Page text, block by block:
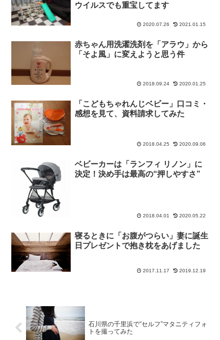
ウイルスでも重宝してます
2020.07.26 2021.01.15
赤ちゃん用洗濯洗剤を「アラウ」から
「そよ風」に変えようと思う件
2018.09.24 2020.01.25
「こどもちゃれんじベビー」口コミ・
感想を見て、資料請求してみた
2018.04.25 2020.09.06
ベビーカーは「ランフィ リノン」に
決定！決め手は最高の“押しやすさ”
2018.04.01 2020.05.22
寝るときに「お腹がつらい」妻に誕生
日プレゼントで抱き枕をあげました
2017.11.17 2019.12.19
石川県の千里浜で“セルフ”マタニティフォ
トを撮ってみた